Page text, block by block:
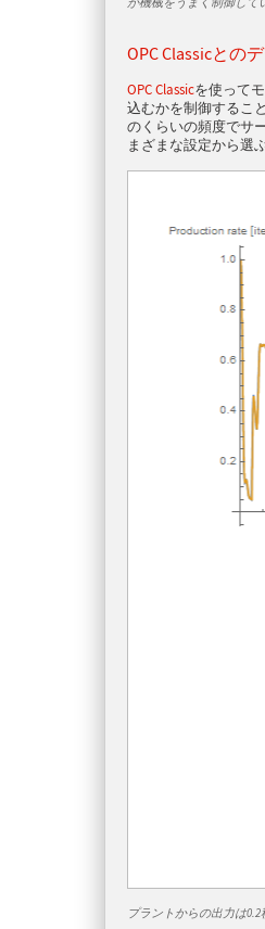
OPC Classicとの
OPC Classicを使って
込むかを制御するこ
のくらいの頻度でサ
まざまな設定から選
プラントからの出力は